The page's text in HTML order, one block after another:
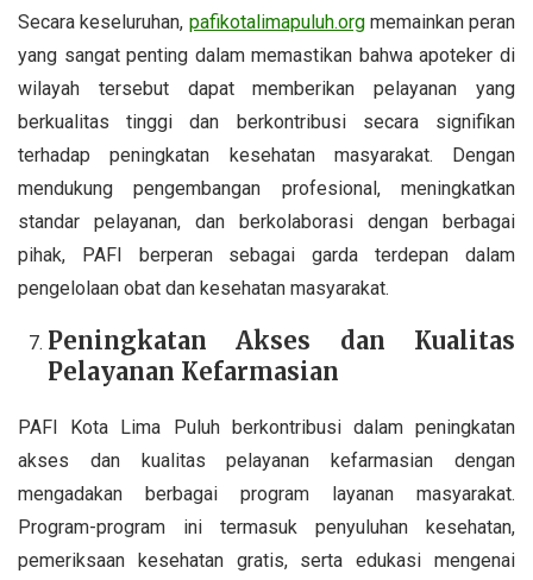
Secara keseluruhan, pafikotalimapuluh.orgmemainkan peran
yang sangat penting dalam memastikan bahwa apoteker di
wilayah tersebut dapat memberikan pelayanan yang
berkualitas tinggi dan berkontribusi secara signifikan
terhadap peningkatan kesehatan masyarakat. Dengan
mendukung pengembangan profesional, meningkatkan
standar pelayanan, dan berkolaborasi dengan berbagai
pihak, PAFI berperan sebagai garda terdepan dalam
pengelolaan obat dan kesehatan masyarakat.
Peningkatan Akses dan Kualitas
Pelayanan Kefarmasian
PAFI Kota Lima Puluh berkontribusi dalam peningkatan
akses dan kualitas pelayanan kefarmasian dengan
mengadakan berbagai program layanan masyarakat.
Program-program ini termasuk penyuluhan kesehatan,
pemeriksaan kesehatan gratis, serta edukasi mengenai